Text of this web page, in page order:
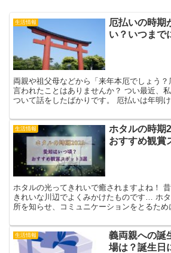
生活情報
厄払いの時期
い？いつまで
両親や祖父母などから「来年本厄でしょう？
言われたことはありませんか？ つい最近、
ついて話をしたばかりです。 厄払いは年明
生活情報
ホタルの時期
おすすめ観賞
ホタルの光ってきれいで癒されますよね！
きれいな川辺でよくみかけたものです… ホ
所を知らせ、コミュニケーションをとるため
生活情報
義両親への誕
場は？誕生日